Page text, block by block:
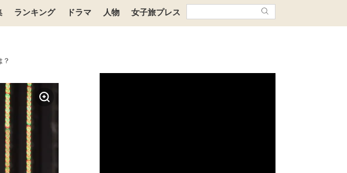
ランキング ドラマ 人物 女子旅プレス